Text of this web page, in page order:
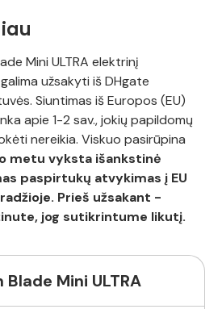
Mini ULTRA elektrinį
užsakyti iš DHgate
Siuntimas iš Europos (EU)
apie 1-2 sav., jokių papildomų
nereikia. Viskuo pasirūpina
metu vyksta išankstinė
paspirtukų atvykimas į EU
Prieš užsakant -
jog sutikrintume likutį.
Blade Mini ULTRA